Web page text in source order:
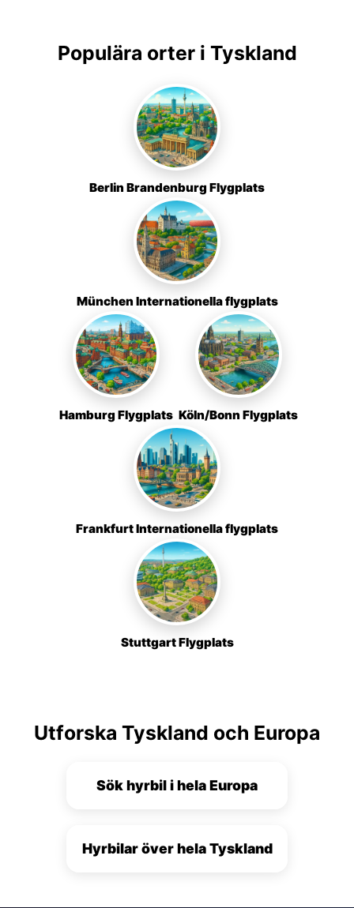
Populära orter i Tyskland
Berlin Brandenburg Flygplats
München Internationella flygplats
Hamburg Flygplats Köln/Bonn Flygplats
Frankfurt Internationella flygplats
Stuttgart Flygplats
Utforska Tyskland och Europa
Sök hyrbil i hela Europa
Hyrbilar över hela Tyskland